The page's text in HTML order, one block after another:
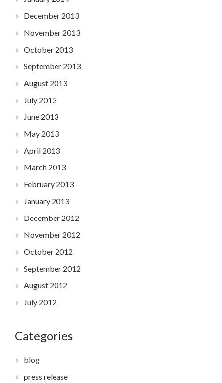
December 2013
November 2013
October 2013
September 2013
August 2013
July 2013
June 2013
May 2013
April 2013
March 2013
February 2013
January 2013
December 2012
November 2012
October 2012
September 2012
August 2012
July 2012
Categories
blog
press release